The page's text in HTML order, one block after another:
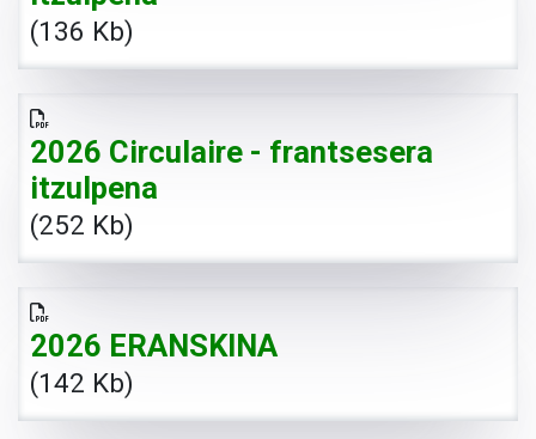
(136 Kb)
2026 Circulaire - frantsesera
itzulpena
(252 Kb)
2026 ERANSKINA
(142 Kb)